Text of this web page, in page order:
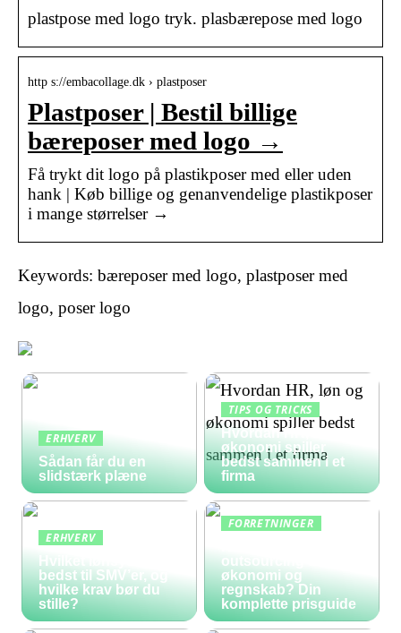
plastpose med logo tryk. plasbærepose med logo
http s://embacollage.dk › plastposer
Plastposer | Bestil billige
bæreposer med logo →
Få trykt dit logo på plastikposer med eller uden
hank | Køb billige og genanvendelige plastikposer
i mange størrelser →
Keywords: bæreposer med logo, plastposer med
logo, poser logo
ERHVERV
Sådan får du en
slidstærk plæne
TIPS OG TRICKS
Hvordan HR, løn og
økonomi spiller
bedst sammen i et
firma
ERHVERV
Hvilket lønsystem er
bedst til SMV’er, og
hvilke krav bør du
stille?
FORRETNINGER
outsourcing af
økonomi og
regnskab? Din
komplette prisguide